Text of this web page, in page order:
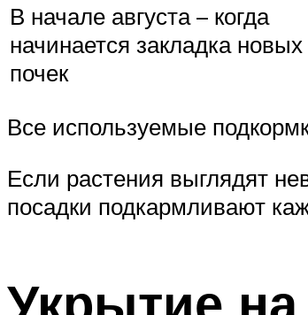
В начале августа – когда
начинается закладка новых
почек
Все используемые
Если растения выглядят
посадки подкармливают